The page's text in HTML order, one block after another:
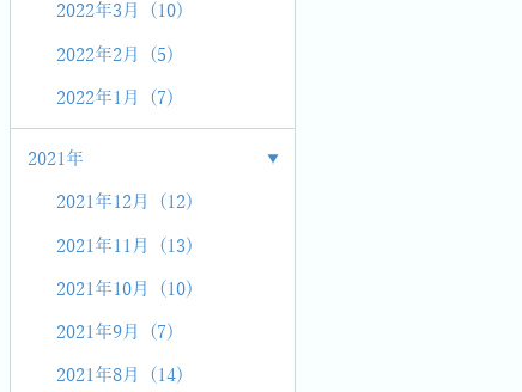
2022年3月 (10)
2022年2月 (5)
2022年1月 (7)
2021年
2021年12月 (12)
2021年11月 (13)
2021年10月 (10)
2021年9月 (7)
2021年8月 (14)